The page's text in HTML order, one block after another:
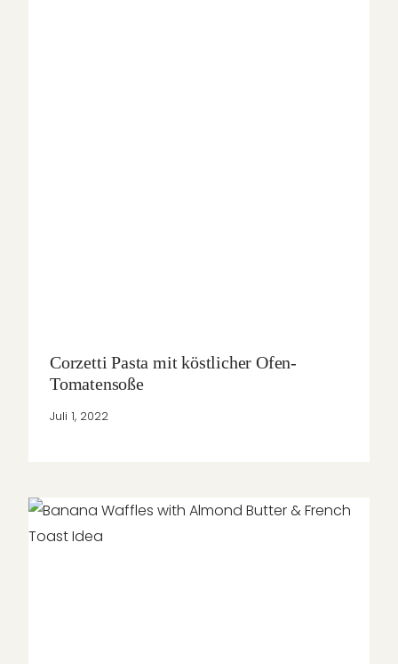
Corzetti Pasta mit köstlicher Ofen-
Tomatensoße
Juli 1, 2022